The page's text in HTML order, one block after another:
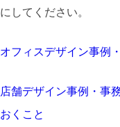
にしてください。
オフィスデザイン事例
店舗デザイン事例・事
おくこと